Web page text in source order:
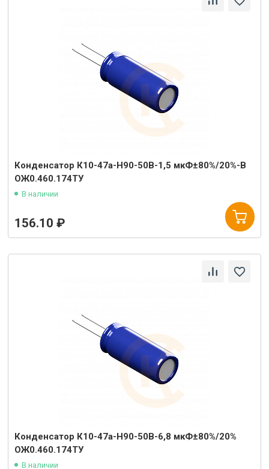
Конденсатор К10-47а-Н90-50В-1,5 мкФ±80%/20%-В
ОЖ0.460.174ТУ
В наличии
156.10 ₽
Конденсатор К10-47а-Н90-50В-6,8 мкФ±80%/20%
ОЖ0.460.174ТУ
В наличии